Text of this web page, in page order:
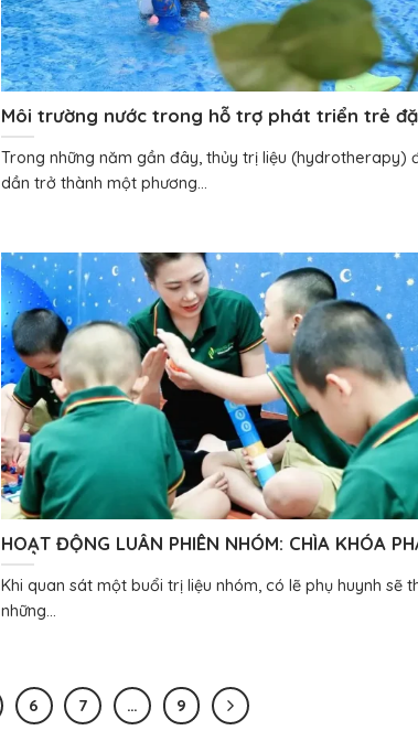
Môi trường nước trong hỗ trợ phát triển trẻ
Trong những năm gần đây, thủy trị liệu (hydrotherapy)
dần trở thành một phương...
HOẠT ĐỘNG LUÂN PHIÊN NHÓM: CHÌA KHÓA
TRIỂN KỸ NĂNG XÃ HỘI CHO TRẺ ĐẶC BIỆT
Khi quan sát một buổi trị liệu nhóm, có lẽ phụ huynh sẽ
những...
6 7 … 9